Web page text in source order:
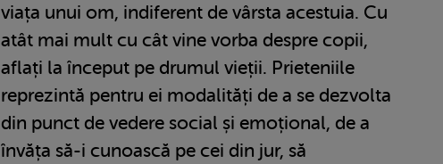
viața unui om, indiferent de vârsta acestuia. Cu
atât mai mult cu cât vine vorba despre copii,
aflați la început pe drumul vieții. Prieteniile
reprezintă pentru ei modalități de a se dezvolta
din punct de vedere social și emoțional, de a
învăța să-i cunoască pe cei din jur, să